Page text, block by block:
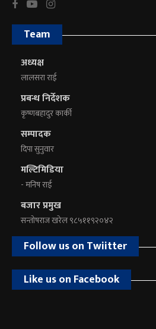
Team
अध्यक्ष
लालसरा राई
प्रबन्ध निर्देशक
कृष्णबहादुर कार्की
सम्पादक
दिपा सुनुवार
मल्टिमिडिया
- मनिष राई
बजार प्रमुख
सन्तोषराज खरेल ९८५११९२०४२
Follow us on Twiitter
Like us on Facebook